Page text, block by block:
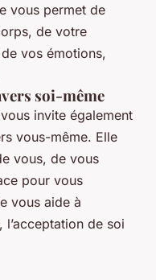
vous permet de
de votre
vos émotions,
soi-même
invite également
vous-même. Elle
vous, de vous
pour vous
vous aide à
de soi